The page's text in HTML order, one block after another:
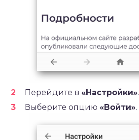
Перейдите в «Настройки».
Выберите опцию «Войти».